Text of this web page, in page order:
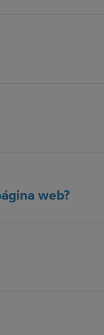
web?